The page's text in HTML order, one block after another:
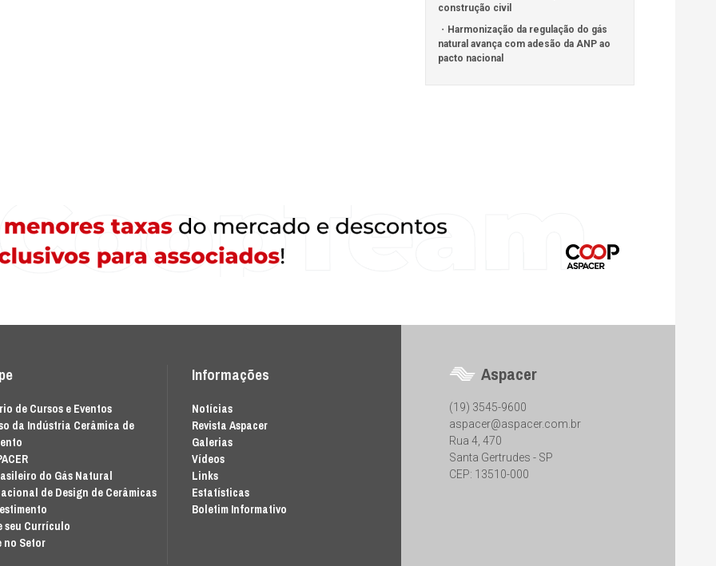
construção civil
Harmonização da regulação do gás
natural avança com adesão da ANP ao
pacto nacional
de Cursos e Eventos
da Indústria Cerâmica de
do Gás Natural
de Design de Cerâmicas
seu Currículo
no Setor
Informações
Notícias
Revista Aspacer
Galerias
Vídeos
Links
Estatísticas
Boletim Informativo
Aspacer
(19) 3545-9600
aspacer@aspacer.com.br
Rua 4, 470
Santa Gertrudes - SP
CEP: 13510-000